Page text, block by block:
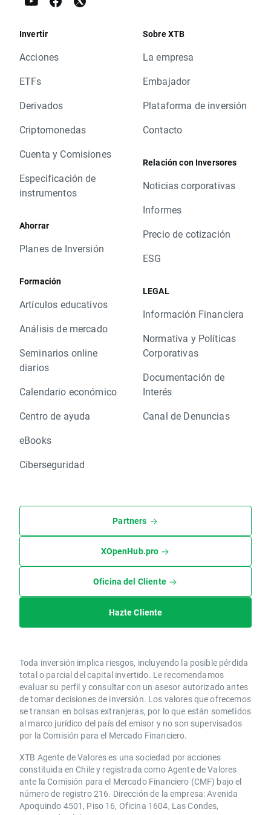
Invertir
Acciones
ETFs
Derivados
Criptomonedas
Cuenta y Comisiones
Especificación de
instrumentos
Ahorrar
Planes de Inversión
Formación
Artículos educativos
Análisis de mercado
Seminarios online
diarios
Calendario económico
Centro de ayuda
eBooks
Ciberseguridad
Sobre XTB
La empresa
Embajador
Plataforma de inversión
Contacto
Relación con Inversores
Noticias corporativas
Informes
Precio de cotización
ESG
LEGAL
Información Financiera
Normativa y Políticas
Corporativas
Documentación de
Interés
Canal de Denuncias
Partners
XOpenHub.pro
Oficina del Cliente
Hazte Cliente
Toda inversión implica riesgos, incluyendo la posible pérdida
total o parcial del capital invertido. Le recomendamos
evaluar su perfil y consultar con un asesor autorizado antes
de tomar decisiones de inversión. Los valores que ofrecemos
se transan en bolsas extranjeras, por lo que están sometidos
al marco jurídico del país del emisor y no son supervisados
por la Comisión para el Mercado Financiero.
XTB Agente de Valores es una sociedad por acciones
constituida en Chile y registrada como Agente de Valores
ante la Comisión para el Mercado Financiero (CMF) bajo el
número de registro 216. Dirección de la empresa: Avenida
Apoquindo 4501, Piso 16, Oficina 1604, Las Condes,